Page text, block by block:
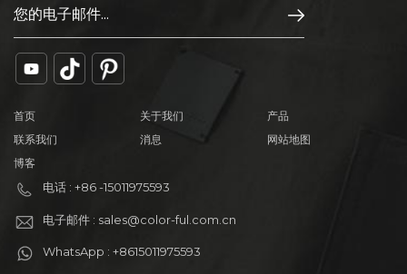
首页 关于我们
产品
联系我们
消息
网站地图
博客
电话 : +86 -15011975593
电子邮件 : sales@color-ful.com.cn
WhatsApp : +8615011975593